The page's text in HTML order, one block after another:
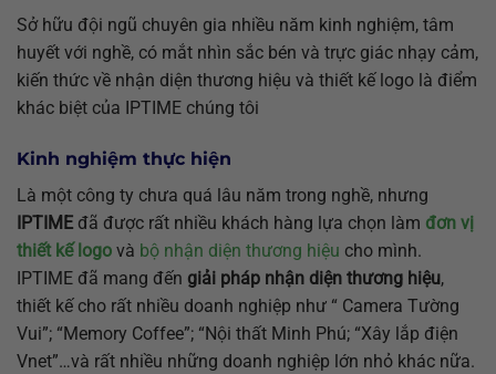
Sở hữu đội ngũ chuyên gia nhiều năm kinh nghiệm, tâm
huyết với nghề, có mắt nhìn sắc bén và trực giác nhạy cảm,
kiến thức về nhận diện thương hiệu và thiết kế logo là điểm
khác biệt của IPTIME chúng tôi
Kinh nghiệm thực hiện
Là một công ty chưa quá lâu năm trong nghề, nhưng
IPTIME đã được rất nhiều khách hàng lựa chọn làm đơn vị
thiết kế logo và bộ nhận diện thương hiệu cho mình.
IPTIME đã mang đến giải pháp nhận diện thương hiệu,
thiết kế cho rất nhiều doanh nghiệp như “ Camera Tường
Vui”; “Memory Coffee”; “Nội thất Minh Phú; “Xây lắp điện
Vnet”…và rất nhiều những doanh nghiệp lớn nhỏ khác nữa.